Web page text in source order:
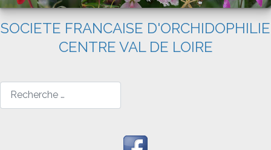
SOCIETE FRANCAISE D'ORCHIDOPHILIE
CENTRE VAL DE LOIRE
Rechercher